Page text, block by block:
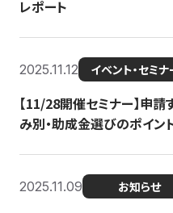
レポート
2025.11.12 イベント・セミナ
【11/28開催セミナー】申
み別・助成金選びのポイン
2025.11.09 お知らせ